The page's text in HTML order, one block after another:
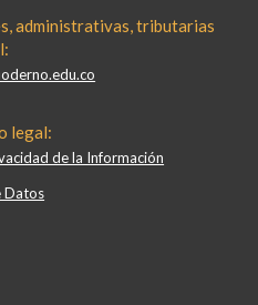
administrativas, tributarias
legal:
de la Información
Datos